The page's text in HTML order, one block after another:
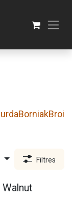
Borniak
Filtres
Walnut